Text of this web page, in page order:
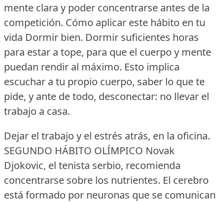
mente clara y poder concentrarse antes de la
competición. Cómo aplicar este hábito en tu
vida Dormir bien. Dormir suficientes horas
para estar a tope, para que el cuerpo y mente
puedan rendir al máximo. Esto implica
escuchar a tu propio cuerpo, saber lo que te
pide, y ante de todo, desconectar: no llevar el
trabajo a casa.
Dejar el trabajo y el estrés atrás, en la oficina.
SEGUNDO HÁBITO OLÍMPICO Novak
Djokovic, el tenista serbio, recomienda
concentrarse sobre los nutrientes. El cerebro
está formado por neuronas que se comunican